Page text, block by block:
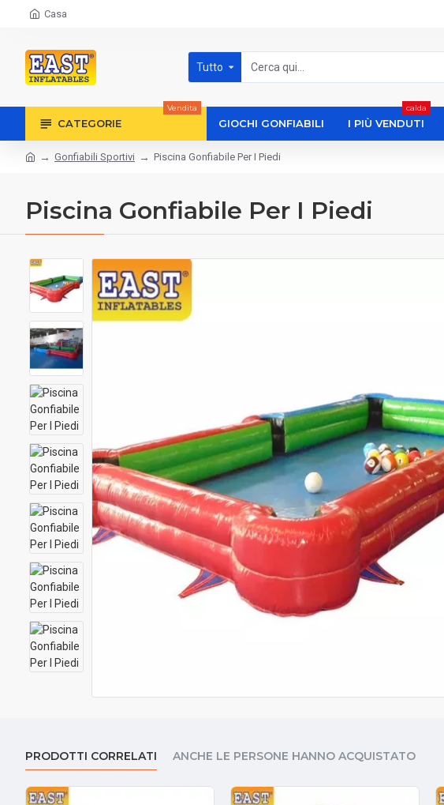
Casa
Tutto
CATEGORIE
Vendita
GIOCHI GONFIABILI I PIÙ VENDUTI
calda
Gonfiabili Sportivi Piscina Gonfiabile Per I Piedi
Piscina Gonfiabile Per I Piedi
PRODOTTI CORRELATI ANCHE LE PERSONE HANNO ACQUISTATO